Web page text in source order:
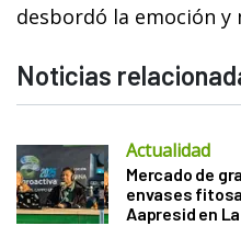
desbordó la emoción y
Noticias
Actualidad
Mercado de
envases
Aapresid en